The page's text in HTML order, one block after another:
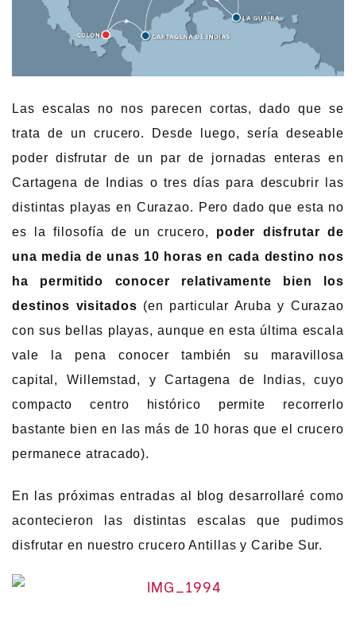
Las escalas no nos parecen cortas, dado que se
trata de un crucero. Desde luego, sería deseable
poder disfrutar de un par de jornadas enteras en
Cartagena de Indias o tres días para descubrir las
distintas playas en Curazao. Pero dado que esta no
es la filosofía de un crucero, poder disfrutar de
una media de unas 10 horas en cada destino nos
ha permitido conocer relativamente bien los
destinos visitados (en particular Aruba y Curazao
con sus bellas playas, aunque en esta última escala
vale la pena conocer también su maravillosa
capital, Willemstad, y Cartagena de Indias, cuyo
compacto centro histórico permite recorrerlo
bastante bien en las más de 10 horas que el crucero
permanece atracado).
En las próximas entradas al blog desarrollaré como
acontecieron las distintas escalas que pudimos
disfrutar en nuestro crucero Antillas y Caribe Sur.